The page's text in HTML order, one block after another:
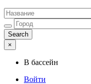
×
В бассейн
Войти